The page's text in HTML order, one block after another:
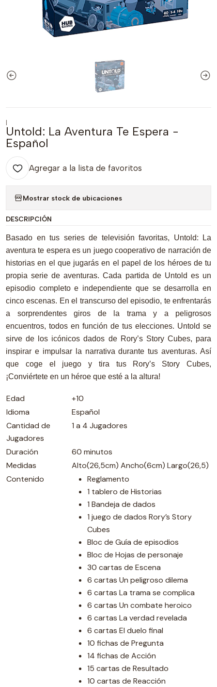
|
Untold: La Aventura Te Espera -
Español
Agregar a la lista de favoritos
Mostrar stock de ubicaciones
DESCRIPCIÓN
Basado en tus series de televisión favoritas, Untold: La
aventura te espera es un juego cooperativo de narración de
historias en el que jugarás en el papel de los héroes de tu
propia serie de aventuras. Cada partida de Untold es un
episodio completo e independiente que se desarrolla en
cinco escenas. En el transcurso del episodio, te enfrentarás
a sorprendentes giros de la trama y a peligrosos
encuentros, todos en función de tus elecciones. Untold se
sirve de los icónicos dados de Rory’s Story Cubes, para
inspirar e impulsar la narrativa durante tus aventuras. Así
que coge el juego y tira tus Rory’s Story Cubes,
¡Conviértete en un héroe que esté a la altura!
Edad
+10
Idioma
Español
Cantidad de
Jugadores
1 a 4 Jugadores
Duración
60 minutos
Medidas
Alto(26,5cm) Ancho(6cm) Largo(26,5)
Contenido
Reglamento
1 tablero de Historias
1 Bandeja de dados
1 juego de dados Rory’s Story
Cubes
Bloc de Guía de episodios
Bloc de Hojas de personaje
30 cartas de Escena
6 cartas Un peligroso dilema
6 cartas La trama se complica
6 cartas Un combate heroico
6 cartas La verdad revelada
6 cartas El duelo final
10 fichas de Pregunta
14 fichas de Acción
15 cartas de Resultado
10 cartas de Reacción